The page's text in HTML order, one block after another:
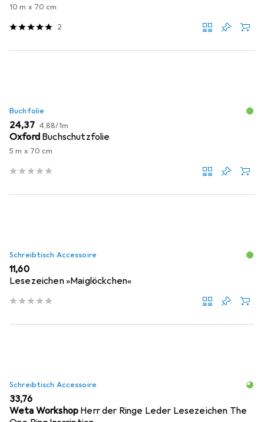
10 m x 70 cm
2
Buchfolie
EUR
24,37 EUR
4,88/1m
Oxford Buchschutzfolie
5 m x 70 cm
Schreibtisch Accessoire
EUR
11,60
Lesezeichen »Maiglöckchen«
Schreibtisch Accessoire
EUR
33,76
Weta Workshop Herr der Ringe Leder Lesezeichen The